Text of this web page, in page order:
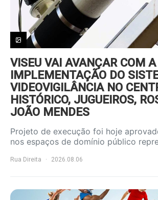
VISEU VAI AVANÇAR COM A
IMPLEMENTAÇÃO DO
VIDEOVIGILÂNCIA NO
HISTÓRICO, JUGUEIROS,
JOÃO MENDES
Projeto de execução foi hoje
nos espaços de domínio público
Rua Direita 2026.08.06